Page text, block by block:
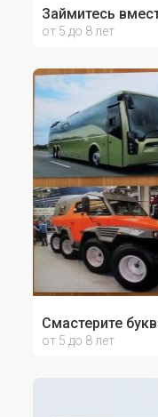
Займитесь
от 5 до 8 лет
Смастерите
от 5 до 8 лет